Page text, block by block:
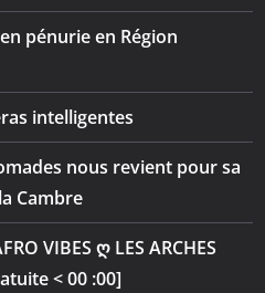
pénurie en Région
intelligentes
nous revient pour sa
Cambre
VIBES ღ LES ARCHES
< 00 :00]